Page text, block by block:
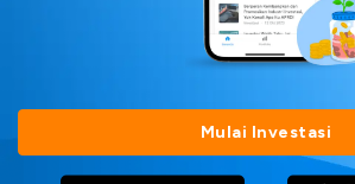
Mulai Investasi